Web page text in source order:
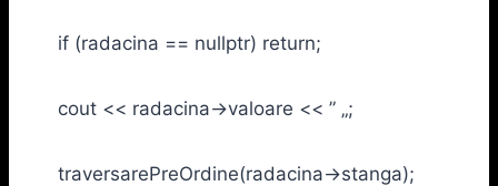
if (radacina == nullptr) return;
cout << radacina->valoare << ” „;
traversarePreOrdine(radacina->stanga);